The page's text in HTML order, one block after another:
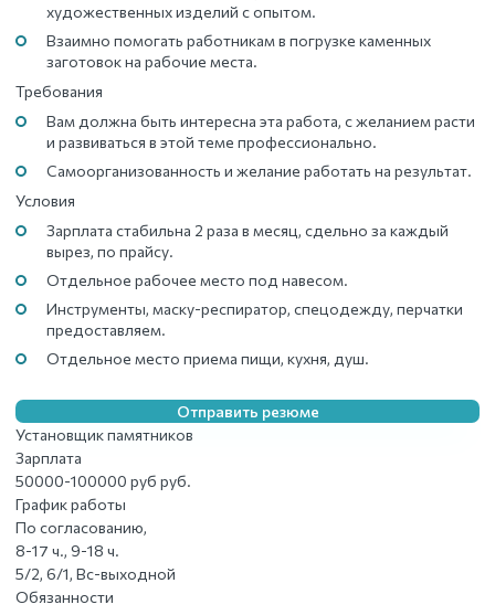
художественных изделий с опытом.
Взаимно помогать работникам в погрузке каменных
заготовок на рабочие места.
Требования
Вам должна быть интересна эта работа, с желанием расти
и развиваться в этой теме профессионально.
Самоорганизованность и желание работать на результат.
Условия
Зарплата стабильна 2 раза в месяц, сдельно за каждый
вырез, по прайсу.
Отдельное рабочее место под навесом.
Инструменты, маску-респиратор, спецодежду, перчатки
предоставляем.
Отдельное место приема пищи, кухня, душ.
Отправить резюме
Установщик памятников
Зарплата
50000-100000 руб руб.
График работы
По согласованию,
8-17 ч., 9-18 ч.
5/2, 6/1, Вс-выходной
Обязанности